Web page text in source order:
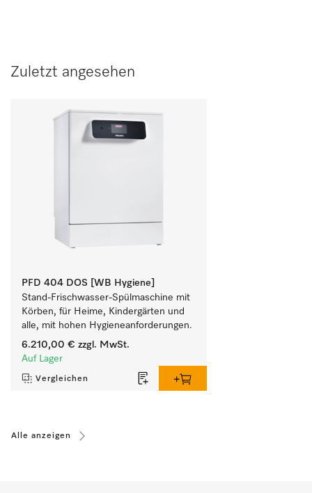
Zuletzt angesehen
PFD 404 DOS [WB Hygiene]
Stand-Frischwasser-Spülmaschine mit
Körben, für Heime, Kindergärten und
alle, mit hohen Hygieneanforderungen.
6.210,00 € zzgl. MwSt.
Auf Lager
Vergleichen
Alle anzeigen